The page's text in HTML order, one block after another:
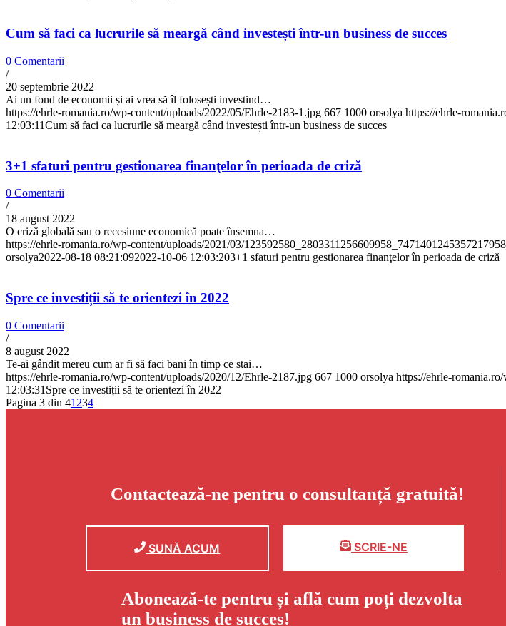
Cum să faci ca lucrurile să meargă când investești într-un business de succes
0 Comentarii
/
20 septembrie 2022
Ai un fond de economii și ai vrea să îl folosești investind…
https://ehrle-romania.ro/wp-content/uploads/2022/05/Ehrle-2183-1.jpg 667 1000 orsolya https://ehrle-
12:03:11Cum să faci ca lucrurile să meargă când investești într-un business de succes
3+1 sfaturi pentru gestionarea finanţelor în perioada de criză
0 Comentarii
/
18 august 2022
O criză globală sau o recesiune economică poate însemna…
https://ehrle-romania.ro/wp-content/uploads/2021/03/
orsolya2022-08-18 08:21:092022-10-06 12:03:203+1 sfaturi pentru gestionarea finanţelor în perioada de criză
Spre ce investiții să te orientezi în 2022
0 Comentarii
/
8 august 2022
Te-ai gândit mereu cum ar fi să faci bani în timp ce stai…
https://ehrle-romania.ro/wp-content/uploads/2020/12/Ehrle-2187.jpg 667 1000 orsolya https://ehrle-
12:03:31 Spre ce investiții să te orientezi în 2022
Pagina 3 din 41 234
Contactează-ne pentru o consultanță gratuită!
SUNĂ ACUM SCRIE-NE
Abonează-te pentru și află cum poți dezvolta
un business de succes!